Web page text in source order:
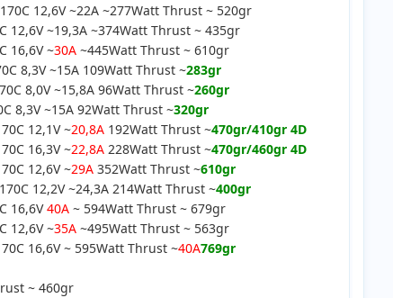
12,6V ~22A ~277Watt Thrust ~ 520gr
12,6V ~19,3A ~374Watt Thrust ~ 435gr
16,6V ~30A ~445Watt Thrust ~ 610gr
8,3V ~15A 109Watt Thrust ~283gr
8,0V ~15,8A 96Watt Thrust ~260gr
8,3V ~15A 92Watt Thrust ~320gr
12,1V ~20,8A 192Watt Thrust ~470gr/410gr 4D
16,3V ~22,8A 228Watt Thrust ~470gr/460gr 4D
12,6V ~29A 352Watt Thrust ~610gr
12,2V ~24,3A 214Watt Thrust ~400gr
16,6V40A ~ 594Watt Thrust ~ 679gr
12,6V ~35A ~495Watt Thrust ~ 563gr
16,6V ~ 595Watt Thrust ~40A769gr
~ 460gr